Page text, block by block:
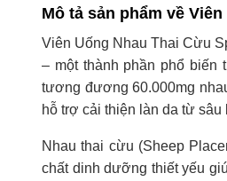
Mô tả sản phẩm về
Viên Uống Nhau Thai Cừu
– một thành phần phổ biến
tương đương 60.000mg
hỗ trợ cải thiện làn da từ sâu
Nhau thai cừu (Sheep
chất dinh dưỡng thiết yếu